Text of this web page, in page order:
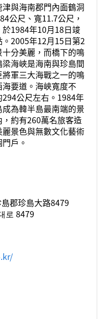
與海南郡門內面鶴洞
公尺、寬11.7公尺，
1984年10月18日竣
2005年12月15日第2
分美麗，而橋下的鳴
海峽是海南與珍島間
軍三大海戰之一的鳴
要道。海峽寬度不
公尺左右。1984年
為韓半島最南端的景
約有260萬名旅客造
景色與無數文化藝術
戶。
郡珍島大路8479
로 8479